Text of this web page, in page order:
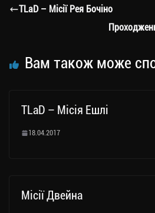
a
er ok
nk ти
TLaD – Місії Рея Бочіно
Вам також може
TLaD – Місія Ешлі
18.04.2017
Місії Двейна